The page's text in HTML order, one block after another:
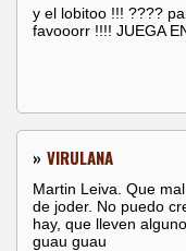
y el lobitoo !!! ????
favooorr !!!! JUEGA
» VIRULANA
Martin Leiva. Que
de joder. No puedo
hay, que lleven
guau guau